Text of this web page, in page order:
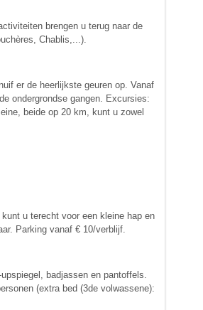
brengen u terug naar de
Chablis,...).
er de heerlijkste geuren op. Vanaf
ondergrondse gangen. Excursies:
beide op 20 km, kunt u zowel
u terecht voor een kleine hap en
Parking vanaf € 10/verblijf.
badjassen en pantoffels.
(extra bed (3de volwassene):